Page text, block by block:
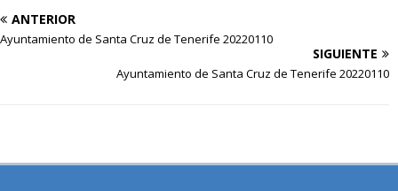
ANTERIOR
Ayuntamiento de Santa Cruz de Tenerife 20220110
SIGUIENTE
Ayuntamiento de Santa Cruz de Tenerife 20220110